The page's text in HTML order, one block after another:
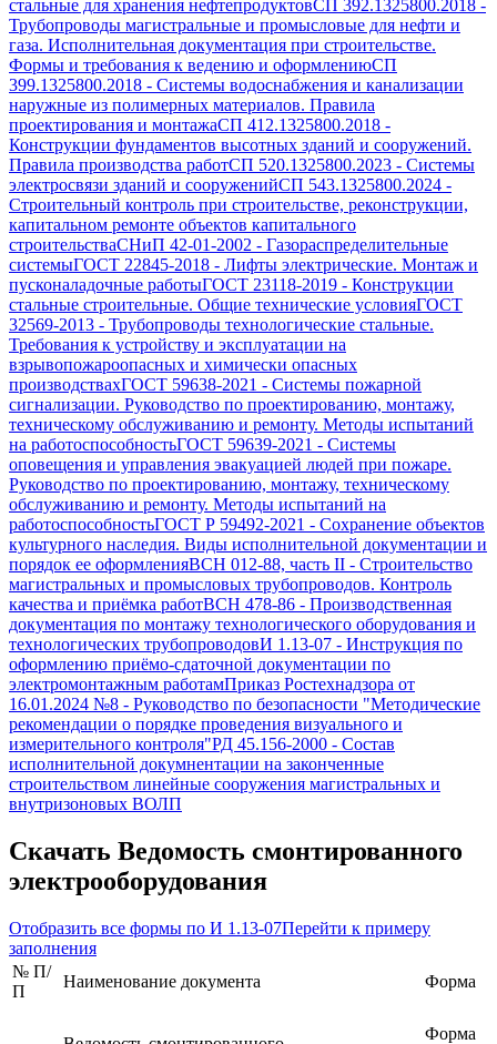
стальные для хранения нефтепродуктовСП 392.1325800.2018 -
Трубопроводы магистральные и промысловые для нефти и
газа. Исполнительная документация при строительстве.
Формы и требования к ведению и оформлениюСП
399.1325800.2018 - Системы водоснабжения и канализации
наружные из полимерных материалов. Правила
проектирования и монтажаСП 412.1325800.2018 -
Конструкции фундаментов высотных зданий и сооружений.
Правила производства работСП 520.1325800.2023 - Системы
электросвязи зданий и сооруженийСП 543.1325800.2024 -
Строительный контроль при строительстве, реконструкции,
капитальном ремонте объектов капитального
строительстваСНиП 42-01-2002 - Газораспределительные
системыГОСТ 22845-2018 - Лифты электрические. Монтаж и
пусконаладочные работыГОСТ 23118-2019 - Конструкции
стальные строительные. Общие технические условияГОСТ
32569-2013 - Трубопроводы технологические стальные.
Требования к устройству и эксплуатации на
взрывопожароопасных и химически опасных
производствахГОСТ 59638-2021 - Системы пожарной
сигнализации. Руководство по проектированию, монтажу,
техническому обслуживанию и ремонту. Методы испытаний
на работоспособностьГОСТ 59639-2021 - Системы
оповещения и управления эвакуацией людей при пожаре.
Руководство по проектированию, монтажу, техническому
обслуживанию и ремонту. Методы испытаний на
работоспособностьГОСТ Р 59492-2021 - Сохранение объектов
культурного наследия. Виды исполнительной документации и
порядок ее оформленияВСН 012-88, часть II - Строительство
магистральных и промысловых трубопроводов. Контроль
качества и приёмка работВСН 478-86 - Производственная
документация по монтажу технологического оборудования и
технологических трубопроводовИ 1.13-07 - Инструкция по
оформлению приёмо-сдаточной документации по
электромонтажным работамПриказ Ростехнадзора от
16.01.2024 №8 - Руководство по безопасности "Методические
рекомендации о порядке проведения визуального и
измерительного контроля"РД 45.156-2000 - Состав
исполнительной докумнентации на законченные
строительством линейные сооружения магистральных и
внутризоновых ВОЛП
Скачать Ведомость смонтированного
электрооборудования
Отобразить все формы по И 1.13-07Перейти к примеру
заполнения
№ П/
П
Наименование документа Форма
Форма